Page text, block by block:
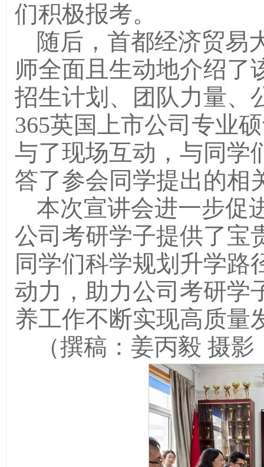
们积极报考。
随后，首都经济贸易
师全面且生动地介绍了
招生计划、团队力量、
365英国上市公司专业
与了现场互动，与同学
答了参会同学提出的相
本次宣讲会进一步促
公司考研学子提供了宝
同学们科学规划升学路
动力，助力公司考研学
养工作不断实现高质量
（撰稿：姜丙毅 摄